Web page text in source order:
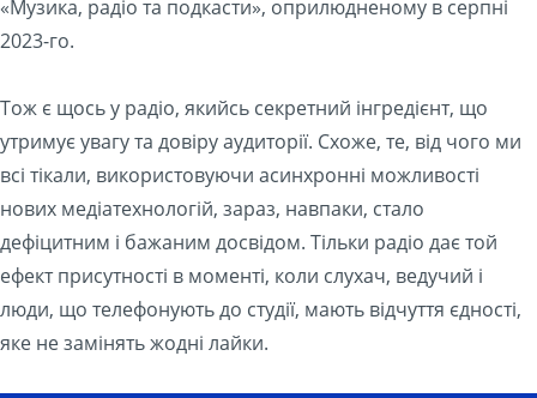
«Музика, радіо та подкасти», оприлюдненому в серпні
2023-го.
Тож є щось у радіо, якийсь секретний інгредієнт, що
утримує увагу та довіру аудиторії. Схоже, те, від чого ми
всі тікали, використовуючи асинхронні можливості
нових медіатехнологій, зараз, навпаки, стало
дефіцитним і бажаним досвідом. Тільки радіо дає той
ефект присутності в моменті, коли слухач, ведучий і
люди, що телефонують до студії, мають відчуття єдності,
яке не замінять жодні лайки.